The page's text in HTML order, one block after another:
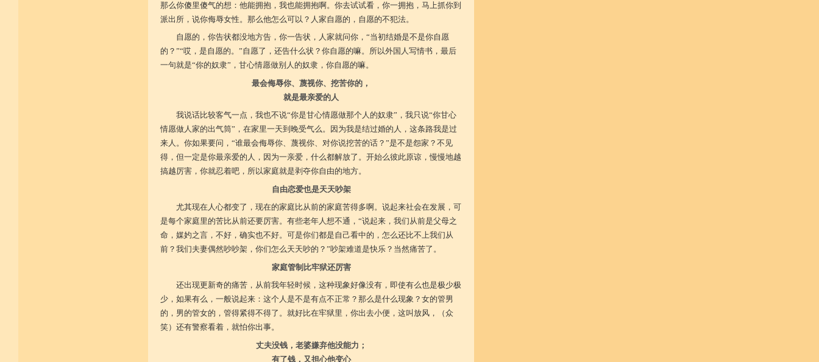
那么你傻里傻气的想：他能拥抱，我也能拥抱啊。你去试试看，你一拥抱，马上抓你到
派出所，说你侮辱女性。那么他怎么可以？人家自愿的，自愿的不犯法。
自愿的，你告状都没地方告，你一告状，人家就问你，“当初结婚是不是你自愿
的？”“哎，是自愿的。”自愿了，还告什么状？你自愿的嘛。所以外国人写情书，最后
一句就是“你的奴隶”，甘心情愿做别人的奴隶，你自愿的嘛。
最会侮辱你、蔑视你、挖苦你的，
就是最亲爱的人
我说话比较客气一点，我也不说“你是甘心情愿做那个人的奴隶”，我只说“你甘心
情愿做人家的出气筒”，在家里一天到晚受气么。因为我是结过婚的人，这条路我是过
来人。你如果要问，“谁最会侮辱你、蔑视你、对你说挖苦的话？”是不是怨家？不见
得，但一定是你最亲爱的人，因为一亲爱，什么都解放了。开始么彼此原谅，慢慢地越
搞越厉害，你就忍着吧，所以家庭就是剥夺你自由的地方。
自由恋爱也是天天吵架
尤其现在人心都变了，现在的家庭比从前的家庭苦得多啊。说起来社会在发展，可
是每个家庭里的苦比从前还要厉害。有些老年人想不通，“说起来，我们从前是父母之
命，媒妁之言，不好，确实也不好。可是你们都是自己看中的，怎么还比不上我们从
前？我们夫妻偶然吵吵架，你们怎么天天吵的？”吵架难道是快乐？当然痛苦了。
家庭管制比牢狱还厉害
还出现更新奇的痛苦，从前我年轻时候，这种现象好像没有，即使有么也是极少极
少，如果有么，一般说起来：这个人是不是有点不正常？那么是什么现象？女的管男
的，男的管女的，管得紧得不得了。就好比在牢狱里，你出去小便，这叫放风，（众
笑）还有警察看着，就怕你出事。
丈夫没钱，老婆嫌弃他没能力；
有了钱，又担心他变心